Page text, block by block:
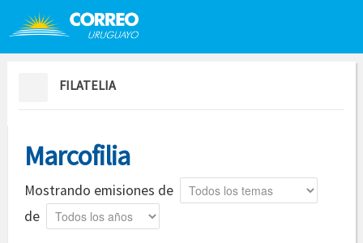
Saltar al contenido
FILATELIA
Marcofilia
Mostrando emisiones de Tema
de Año